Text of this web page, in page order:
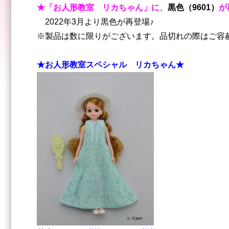
★「お人形教室 リカちゃん」に、 黒色（9601） が
2022年3月より黒色が再登場♪
※製品は数に限りがございます。品切れの際はご容
★お人形教室スペシャル リカちゃん★